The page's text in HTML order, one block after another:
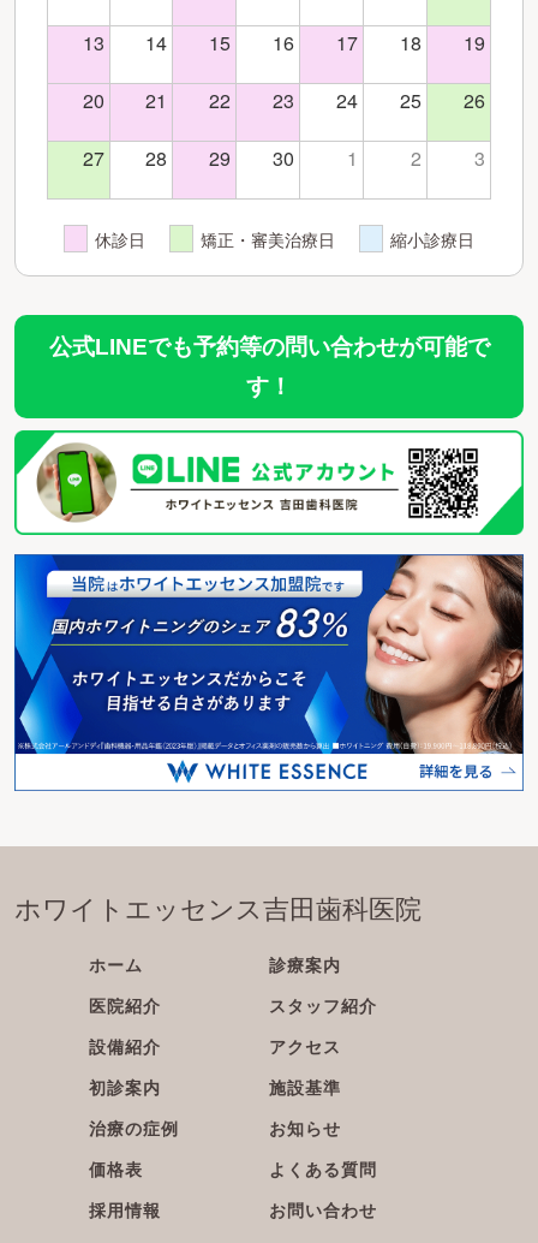
13 14 15 16 17 18 19
20 21 22 23 24 25 26
27 28 29 30 1 2 3
休診日 矯正・審美治療日 縮小診療日
公式LINEでも予約等の問い合わせが可能で
す！
ホワイトエッセンス吉田歯科医院
ホーム
医院紹介
設備紹介
初診案内
診療案内
スタッフ紹介
アクセス
施設基準
治療の症例
価格表
採用情報
お知らせ
よくある質問
お問い合わせ